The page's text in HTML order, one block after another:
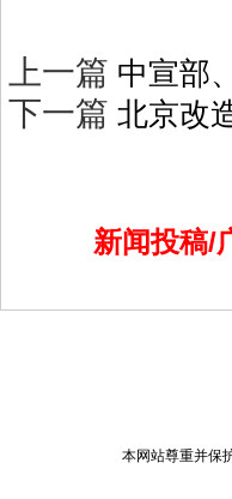
上一篇 中宣部
下一篇 北京改
新闻投稿/
本网站尊重并保